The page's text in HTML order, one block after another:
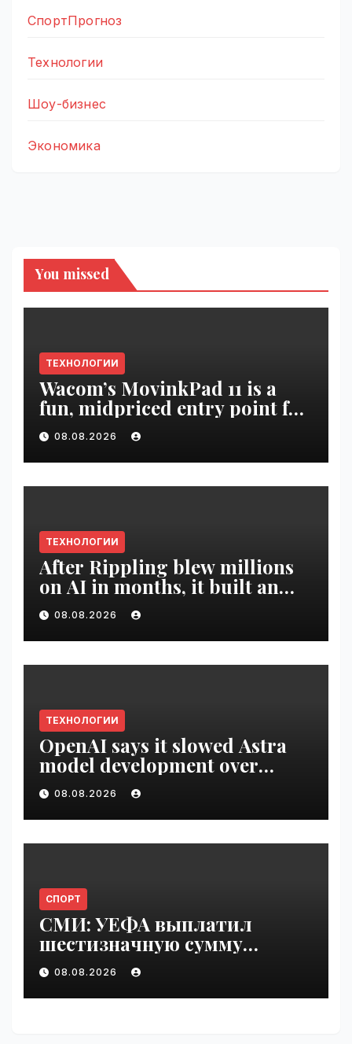
СпортПрогноз
Технологии
Шоу-бизнес
Экономика
You missed
ТЕХНОЛОГИИ
Wacom’s MovinkPad 11 is a
fun, midpriced entry point for
digital artists | VseTime.ru
08.08.2026
ТЕХНОЛОГИИ
After Rippling blew millions
on AI in months, it built an
employee ROI tool |
VseTime.ru
08.08.2026
ТЕХНОЛОГИИ
OpenAI says it slowed Astra
model development over
security concerns | VseTime.ru
08.08.2026
СПОРТ
СМИ: УЕФА выплатил
шестизначную сумму
любовнице Инфантино |
VseTime.ru
08.08.2026